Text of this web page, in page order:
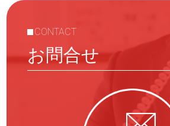
CONTACT
お問合せ